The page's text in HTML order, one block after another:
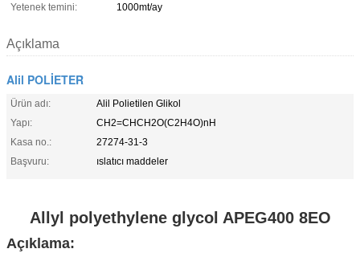
Yetenek temini:
1000mt/ay
Açıklama
Alil POLİETER
Ürün adı:
Alil Polietilen Glikol
Yapı:
CH2=CHCH2O(C2H4O)nH
Kasa no.:
27274-31-3
Başvuru:
ıslatıcı maddeler
Allyl polyethylene glycol APEG400 8EO
Açıklama: